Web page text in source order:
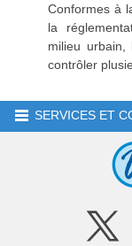
Conformes à
la
milieu urbain,
contrôler
SERVICES ET